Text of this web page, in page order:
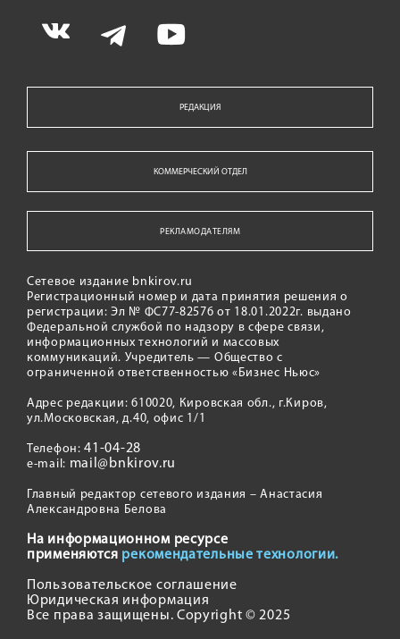
РЕДАКЦИЯ
КОММЕРЧЕСКИЙ ОТДЕЛ
РЕКЛАМОДАТЕЛЯМ
Сетевое издание bnkirov.ru
Регистрационный номер и дата принятия решения о
регистрации: Эл № ФС77-82576 от 18.01.2022г. выдано
Федеральной службой по надзору в сфере связи,
информационных технологий и массовых
коммуникаций. Учредитель — Общество с
ограниченной ответственностью «Бизнес Ньюс»
Адрес редакции: 610020, Кировская обл., г.Киров,
ул.Московская, д.40, офис 1/1
Телефон:41-04-28
e-mail: mail@bnkirov.ru
Главный редактор сетевого издания – Анастасия
Александровна Белова
На информационном ресурсе
применяются рекомендательные технологии.
Пользовательское соглашение
Юридическая информация
Все права защищены. Copyright © 2025